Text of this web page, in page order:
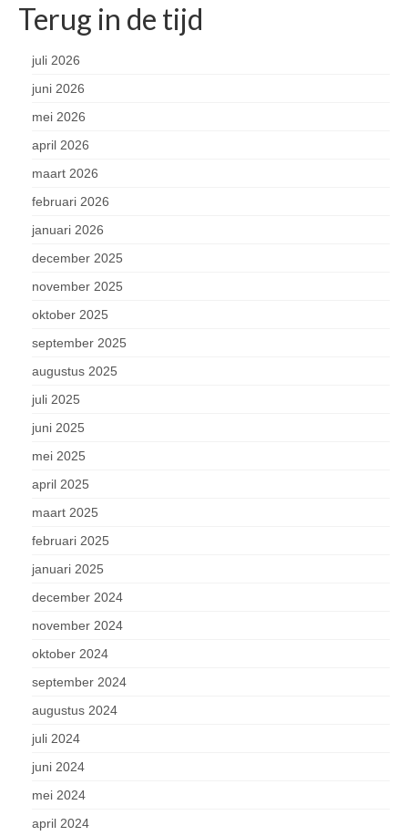
Terug in de tijd
juli 2026
juni 2026
mei 2026
april 2026
maart 2026
februari 2026
januari 2026
december 2025
november 2025
oktober 2025
september 2025
augustus 2025
juli 2025
juni 2025
mei 2025
april 2025
maart 2025
februari 2025
januari 2025
december 2024
november 2024
oktober 2024
september 2024
augustus 2024
juli 2024
juni 2024
mei 2024
april 2024